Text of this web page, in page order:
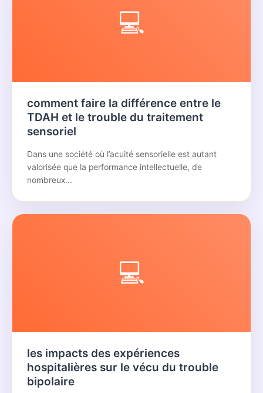
💻
comment faire la différence entre le
TDAH et le trouble du traitement
sensoriel
Dans une société où l’acuité sensorielle est autant
valorisée que la performance intellectuelle, de
nombreux...
💻
les impacts des expériences
hospitalières sur le vécu du trouble
bipolaire